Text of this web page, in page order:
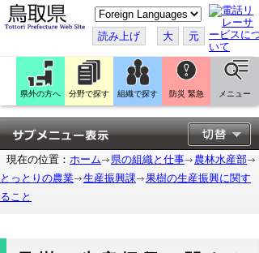
こ
の
ペ
ー
ジ
翻
訳
す
る
読み上げ 大 元
県外の方へ 分野で探す 組織で探す 防災 緊急 メニュー
現在の位置： ホーム 県の組織と仕事
農林水産部
とっとりの農業
生産振興課
果樹の生産振興に関す
ること